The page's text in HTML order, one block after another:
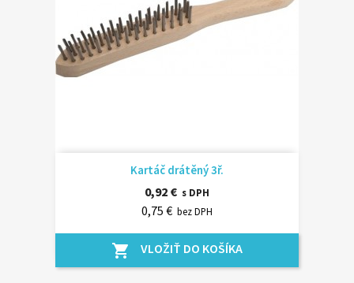
Kartáč drátěný 3ř.
0,92 € s DPH
0,75 € bez DPH
shopping_cart VLOŽIŤ DO KOŠÍKA